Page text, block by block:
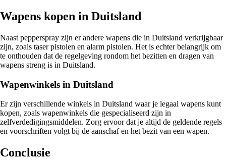
Wapens kopen in Duitsland
Naast pepperspray zijn er andere wapens die in Duitsland verkrijgbaar
zijn, zoals taser pistolen en alarm pistolen. Het is echter belangrijk om
te onthouden dat de regelgeving rondom het bezitten en dragen van
wapens streng is in Duitsland.
Wapenwinkels in Duitsland
Er zijn verschillende winkels in Duitsland waar je legaal wapens kunt
kopen, zoals wapenwinkels die gespecialiseerd zijn in
zelfverdedigingsmiddelen. Zorg ervoor dat je altijd de geldende regels
en voorschriften volgt bij de aanschaf en het bezit van een wapen.
Conclusie